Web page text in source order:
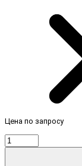
Цена по запросу